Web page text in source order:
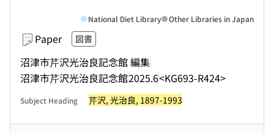
Paper 図書
沼津市芹沢光治良記念館 編集
沼津市芹沢光治良記念館2025.6<KG693-R424>
National Diet Library Other Libraries in Japan
Subject Heading 芹沢, 光治良, 1897-1993